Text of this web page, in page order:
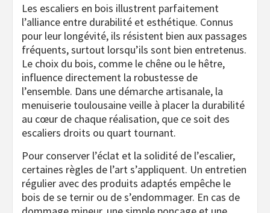
Les escaliers en bois illustrent parfaitement
l’alliance entre durabilité et esthétique. Connus
pour leur longévité, ils résistent bien aux passages
fréquents, surtout lorsqu’ils sont bien entretenus.
Le choix du bois, comme le chêne ou le hêtre,
influence directement la robustesse de
l’ensemble. Dans une démarche artisanale, la
menuiserie toulousaine veille à placer la durabilité
au cœur de chaque réalisation, que ce soit des
escaliers droits ou quart tournant.
Pour conserver l’éclat et la solidité de l’escalier,
certaines règles de l’art s’appliquent. Un entretien
régulier avec des produits adaptés empêche le
bois de se ternir ou de s’endommager. En cas de